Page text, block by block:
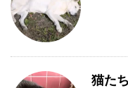
猫た